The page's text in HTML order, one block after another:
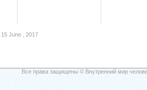
15 June , 2017
Все права защищены © Внутренний мир